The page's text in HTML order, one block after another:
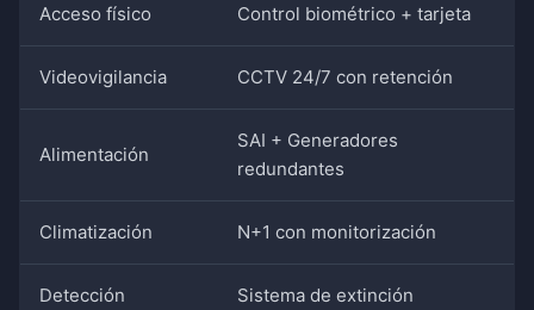
Acceso físico Control biométrico + tarjeta
Videovigilancia CCTV 24/7 con retención
Alimentación
SAI + Generadores
redundantes
Climatización N+1 con monitorización
Detección
Sistema de extinción